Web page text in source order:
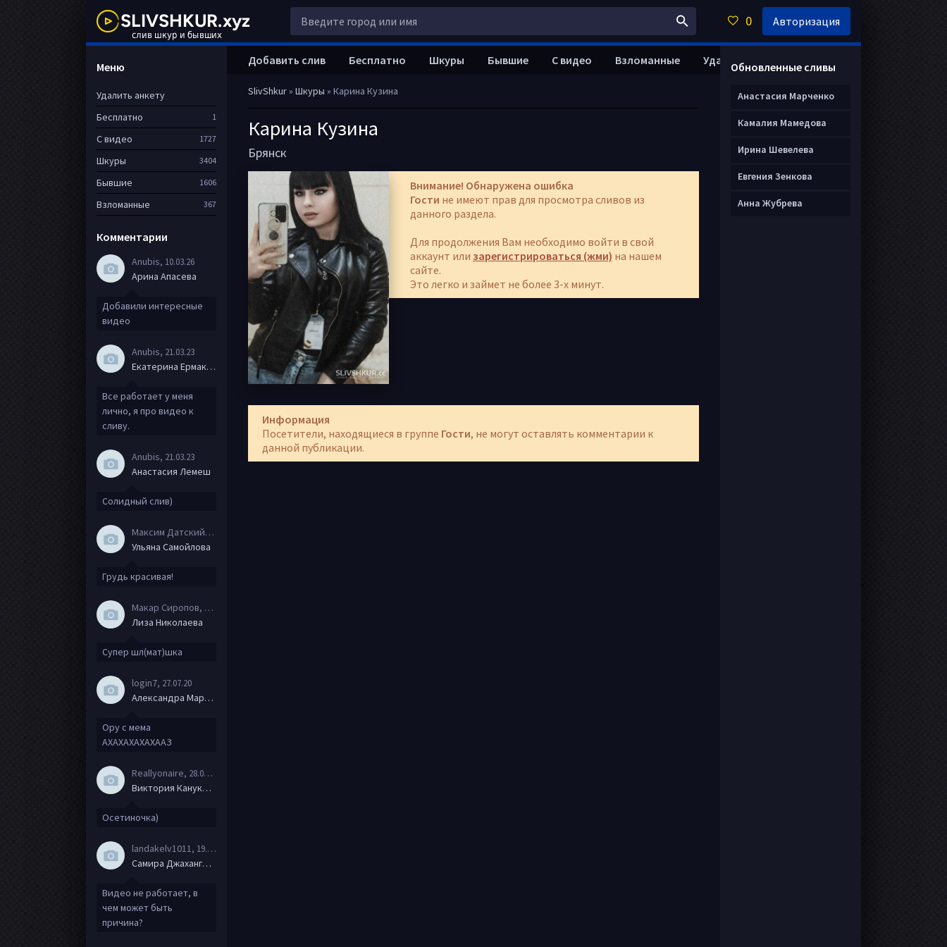
SlivShkur» Шкуры » Карина Кузина
Карина Кузина
Брянск
Внимание! Обнаружена ошибка
Гости не имеют прав для просмотра сливов из
данного раздела.
Для продолжения Вам необходимо войти в свой
аккаунт или зарегистрироваться (жми) на нашем
сайте.
Это легко и займет не более 3-х минут.
Информация
Посетители, находящиеся в группе Гости, не могут оставлять комментарии к
данной публикации.
Добавить слив Бесплатно Шкуры Бывшие С видео Взломанные Удалить анкету
Меню
Удалить анкету
Бесплатно
1
С видео 1727
Шкуры 3404
Бывшие 1606
Взломанные 367
Комментарии
Anubis, 10.03.26
Арина Апасева
Добавили интересные
видео
Anubis, 21.03.23
Екатерина Ермакова
Все работает у меня
лично, я про видео к
сливу.
Anubis, 21.03.23
Анастасия Лемеш
Солидный слив)
Максим Датский
, 15.08.20
Ульяна Самойлова
Грудь красивая!
Макар Сиропов, 08.08.20
Лиза Николаева
Супер шл(мат)шка
login7, 27.07.20
Александра Маркова
Ору с мема
АХАХАХАХАХААЗ
Reallyonaire, 28.06.20
Виктория Канукова
Осетиночка)
landakelv1011 , 19.06.20
Самира Джахангирова
Видео не работает, в
чем может быть
причина?
Обновленные сливы
Анастасия Марченко
Камалия Мамедова
Ирина Шевелева
Евгения Зенкова
Анна Жубрева
0 Авторизация